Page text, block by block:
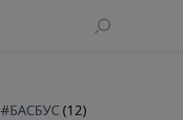
#БАСБУС(12)